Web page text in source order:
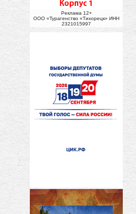
Реклама 12+
ООО «Турагенство «Тихорецк» ИНН
2321015997